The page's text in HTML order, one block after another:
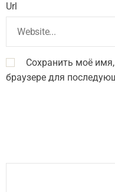
Url
Сохранить моё
браузере для